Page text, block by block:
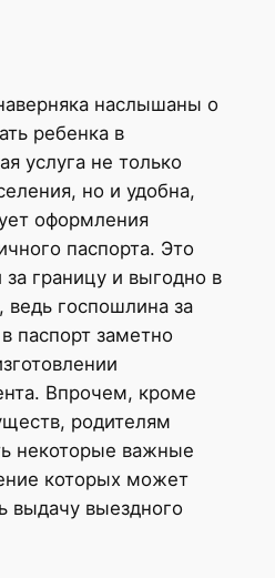
наслышаны о
ребенка в
услуга не только
но и удобна,
оформления
паспорта. Это
за границу и выгодно в
госпошлина за
паспорт заметно
Впрочем, кроме
родителям
некоторые важные
которых может
выдачу выездного